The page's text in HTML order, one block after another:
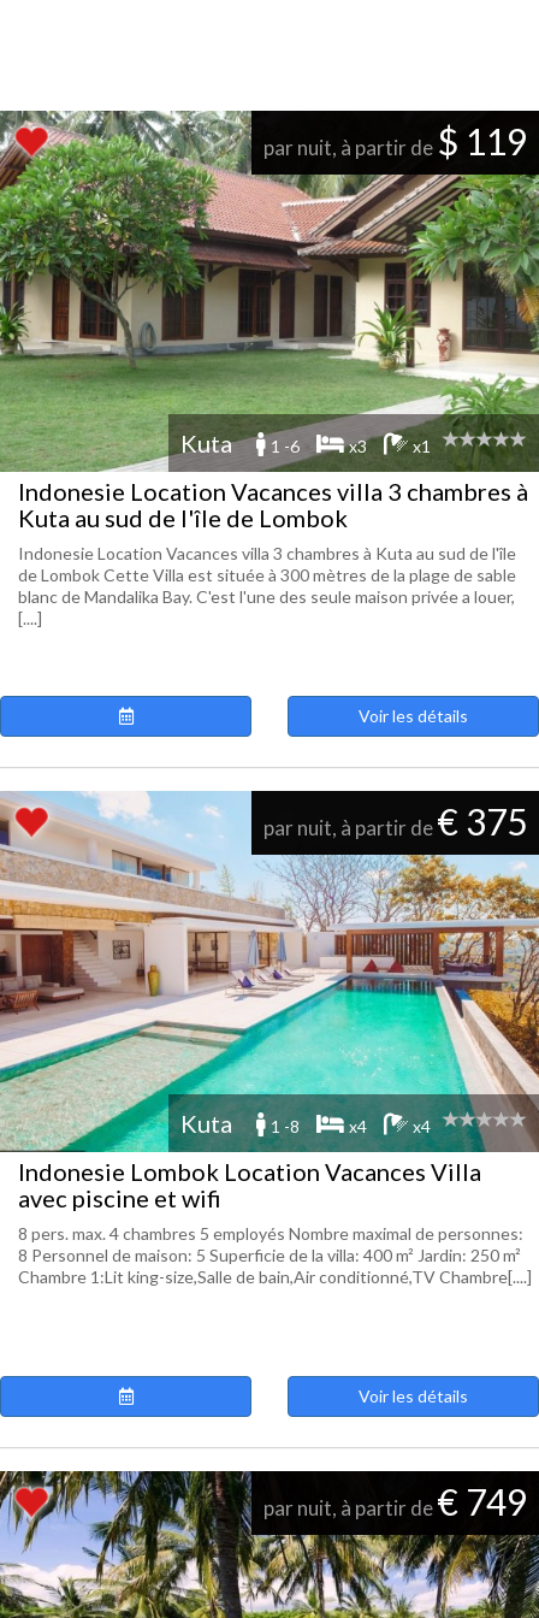
par nuit, à partir de $ 119
Kuta 1 -6 x3 x1
Indonesie Location Vacances villa 3 chambres à
Kuta au sud de l'île de Lombok
Indonesie Location Vacances villa 3 chambres à Kuta au sud de l'île
de Lombok Cette Villa est située à 300 mètres de la plage de sable
blanc de Mandalika Bay. C'est l'une des seule maison privée a louer,
[....]
Voir les détails
par nuit, à partir de€ 375
Kuta 1 -8 x4 x4
Indonesie Lombok Location Vacances Villa
avec piscine et wifi
8 pers. max. 4 chambres 5 employés Nombre maximal de personnes:
8 Personnel de maison: 5 Superficie de la villa: 400 m² Jardin: 250 m²
Chambre 1:Lit king-size,Salle de bain,Air conditionné,TV Chambre[....]
Voir les détails
par nuit, à partir de€ 749